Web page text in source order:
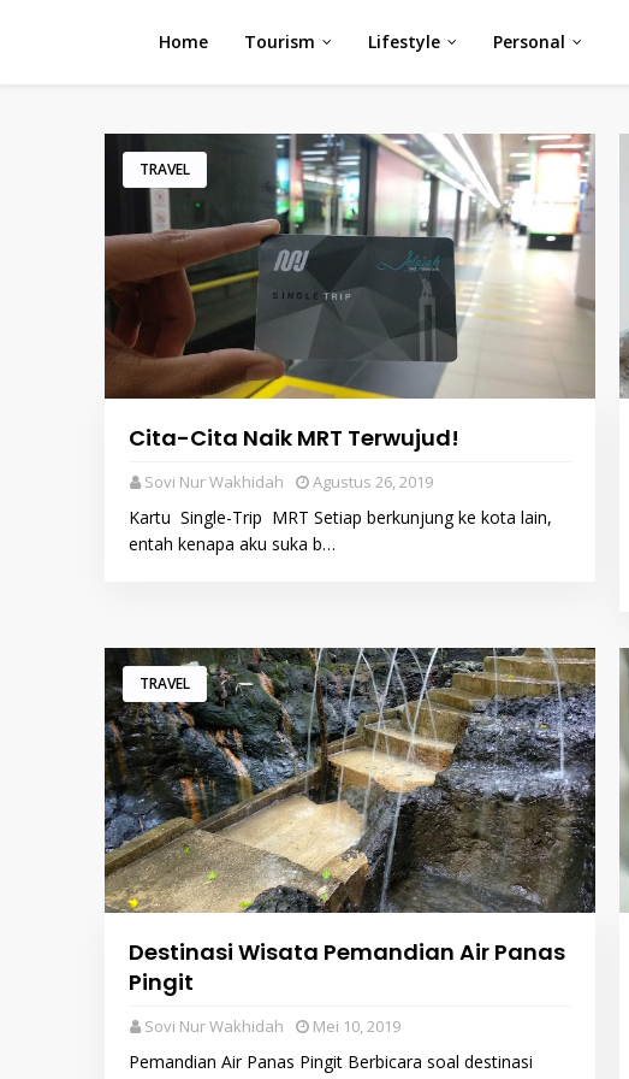
Home Tourism Lifestyle Personal
TRAVEL
Cita-Cita Naik MRT Terwujud!
Sovi Nur Wakhidah Agustus 26, 2019
Kartu Single-Trip MRT Setiap berkunjung ke kota lain,
entah kenapa aku suka b…
TRAVEL
Destinasi Wisata Pemandian Air Panas
Pingit
Sovi Nur Wakhidah Mei 10, 2019
Pemandian Air Panas Pingit Berbicara soal destinasi